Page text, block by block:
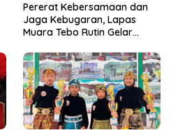
Pererat Kebersamaan dan
Jaga Kebugaran, Lapas
Muara Tebo Rutin Gelar